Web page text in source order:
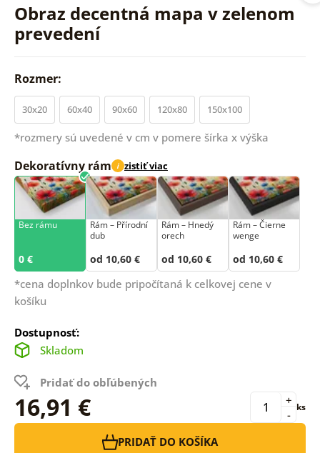
Obraz decentná mapa v zelenom
prevedení
Rozmer:
30x20 60x40 90x60 120x80 150x100
*rozmery sú uvedené v cm v pomere šírka x výška
Dekoratívny rám i zistiť viac
Bez rámu
0 €
Rám –⁠⁠⁠⁠⁠⁠ Přírodní
dub
od 10,60 €
Rám – Hnedý
orech
od 10,60 €
Rám – Čierne
wenge
od 10,60 €
*cena doplnkov bude pripočítaná k celkovej cene v
košíku
Dostupnosť:
Skladom
Pridať do obľúbených
16,91 € -
+ ks
PRIDAŤ DO KOŠÍKA